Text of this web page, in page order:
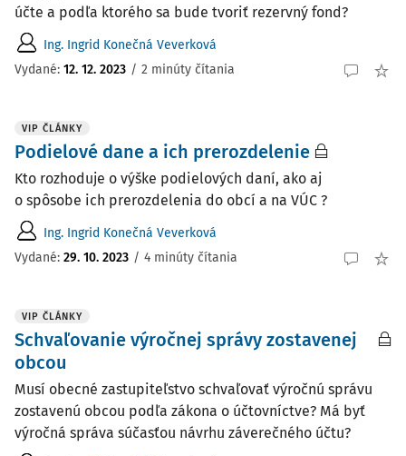
účte a podľa ktorého sa bude tvoriť rezervný fond?
Ing. Ingrid Konečná Veverková
Vydané: 12. 12. 2023 / 2 minúty čítania
VIP ČLÁNKY
Podielové dane a ich prerozdelenie
Kto rozhoduje o výške podielových daní, ako aj
o spôsobe ich prerozdelenia do obcí a na VÚC ?
Ing. Ingrid Konečná Veverková
Vydané: 29. 10. 2023 / 4 minúty čítania
VIP ČLÁNKY
Schvaľovanie výročnej správy zostavenej
obcou
Musí obecné zastupiteľstvo schvaľovať výročnú správu
zostavenú obcou podľa zákona o účtovníctve? Má byť
výročná správa súčasťou návrhu záverečného účtu?